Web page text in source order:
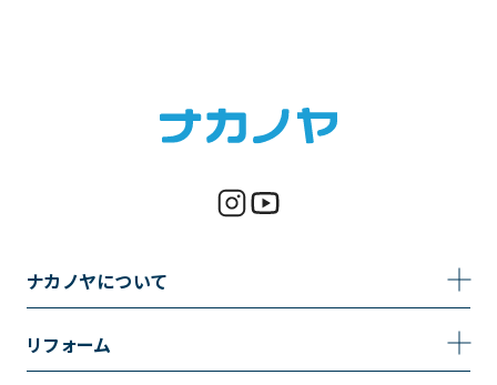
ナカノヤについて
事業内容
リフォーム